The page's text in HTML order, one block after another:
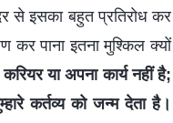
से इसका बहुत प्रतिरोध कर
कर पाना इतना मुश्किल क्यों
या अपना कार्य नहीं है;
कर्तव्य को जन्म देता है।